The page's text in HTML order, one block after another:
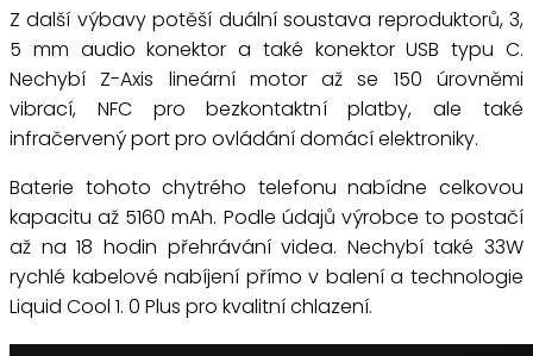
Z další výbavy potěší duální soustava reproduktorů, 3,
5 mm audio konektor a také konektor USB typu C.
Nechybí Z-Axis lineární motor až se 150 úrovněmi
vibrací, NFC pro bezkontaktní platby, ale také
infračervený port pro ovládání domácí elektroniky.
Baterie tohoto chytrého telefonu nabídne celkovou
kapacitu až 5160 mAh. Podle údajů výrobce to postačí
až na 18 hodin přehrávání videa. Nechybí také 33W
rychlé kabelové nabíjení přímo v balení a technologie
Liquid Cool 1. 0 Plus pro kvalitní chlazení.